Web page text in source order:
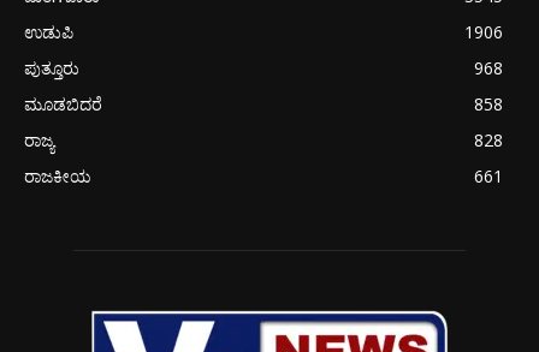
ಉಡುಪಿ
1906
ಪುತ್ತೂರು
968
ಮೂಡಬಿದರೆ
858
ರಾಜ್ಯ
828
ರಾಜಕೀಯ
661